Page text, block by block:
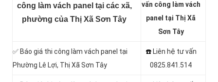
công làm vách panel tại các xã,
phường của Thị Xã Sơn Tây
vấn công làm vách
panel tại Thị Xã
Sơn Tây
✅ Báo giá thi công làm vách panel tại
Phường Lê Lợi, Thị Xã Sơn Tây
☎️Liên hệ tư vấn
0825.841.514